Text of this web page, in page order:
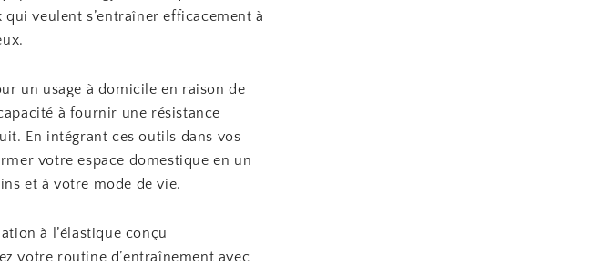
veulent s’entraîner efficacement à
un usage à domicile en raison de
à fournir une résistance
En intégrant ces outils dans vos
votre espace domestique en un
et à votre mode de vie.
à l’élastique conçu
votre routine d’entraînement avec